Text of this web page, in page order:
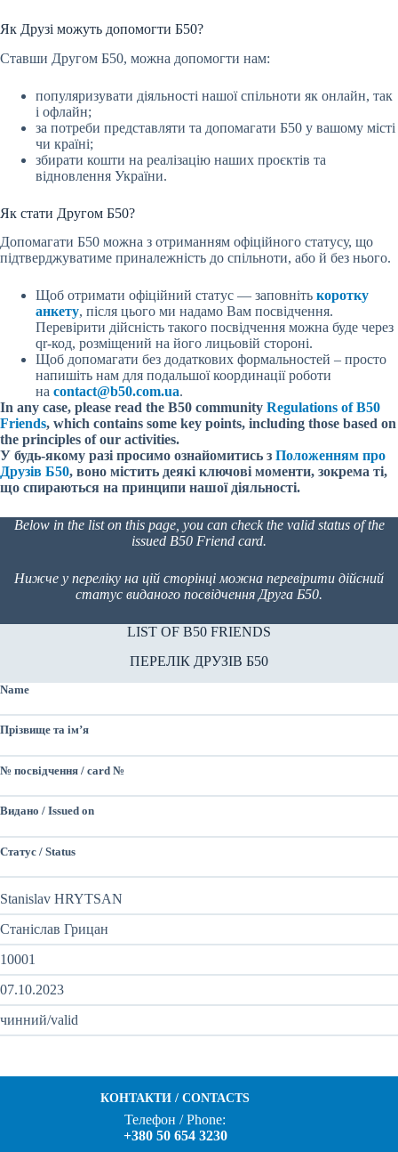
Як Друзі можуть допомогти Б50?
Ставши Другом Б50, можна допомогти нам:
популяризувати діяльності нашої спільноти як онлайн, так
і офлайн;
за потреби представляти та допомагати Б50 у вашому місті
чи країні;
збирати кошти на реалізацію наших проєктів та
відновлення України.
Як стати Другом Б50?
Допомагати Б50 можна з отриманням офіційного статусу, що
підтверджуватиме приналежність до спільноти, або й без нього.
Щоб отримати офіційний статус — заповніть коротку
анкету, після цього ми надамо Вам посвідчення.
Перевірити дійсність такого посвідчення можна буде через
qr-код, розміщений на його лицьовій стороні.
Щоб допомагати без додаткових формальностей – просто
напишіть нам для подальшої координації роботи
на contact@b50.com.ua.
In any case, please read the B50 community Regulations of B50
Friends, which contains some key points, including those based on
the principles of our activities.
У будь-якому разі просимо ознайомитись з Положенням про
Друзів Б50, воно містить деякі ключові моменти, зокрема ті,
що спираються на принципи нашої діяльності.
Below in the list on this page, you can check the valid status of the
issued B50 Friend card.
Нижче у переліку на цій сторінці можна перевірити дійсний
статус виданого посвідчення Друга Б50.
LIST OF B50 FRIENDS
ПЕРЕЛІК ДРУЗІВ Б50
Name
Прізвище та ім’я
№ посвідчення / card №
Видано / Issued on
Статус / Status
Stanislav HRYTSAN
Станіслав Грицан
10001
07.10.2023
чинний/valid
КОНТАКТИ / CONTACTS
Телефон / Phone:
+380 50 654 3230